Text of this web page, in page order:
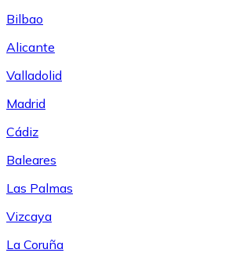
Bilbao
Alicante
Valladolid
Madrid
Cádiz
Baleares
Las Palmas
Vizcaya
La Coruña